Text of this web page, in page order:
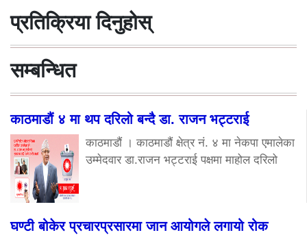
प्रतिक्रिया दिनुहोस्
सम्बन्धित
काठमाडौं ४ मा थप दरिलो बन्दै डा. राजन भट्टराई
काठमाडौं । काठमाडौं क्षेत्र नं. ४ मा नेकपा एमालेका
उम्मेदवार डा.राजन भट्टराई पक्षमा माहोल दरिलो
घण्टी बोकेर प्रचारप्रसारमा जान आयोगले लगायो रोक